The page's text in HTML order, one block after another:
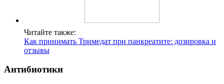
Читайте также:
Как принимать Тримедат при панкреатите: дозировка и
отзывы
Антибиотики